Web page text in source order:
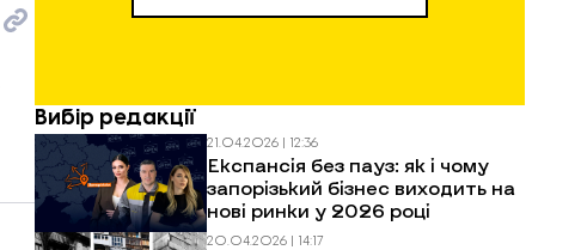
Вибір редакції
21.04.2026 | 12:36
Експансія без пауз: як і чому
запорізький бізнес виходить на
нові ринки у 2026 році
20.04.2026 | 14:17